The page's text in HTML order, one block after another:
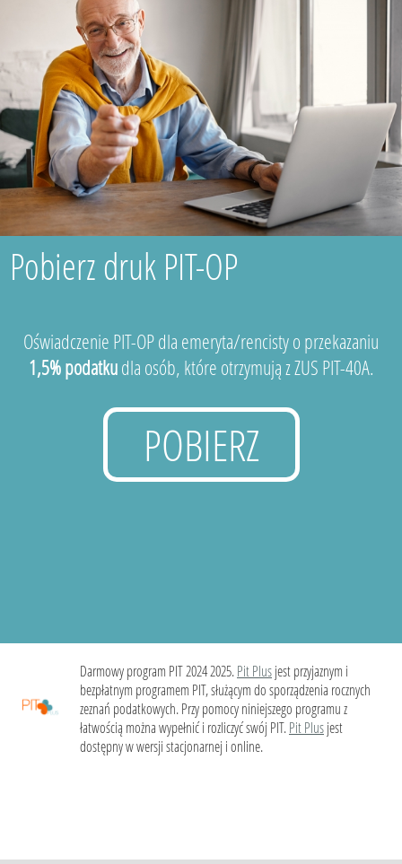
Pobierz druk PIT-OP
Oświadczenie PIT-OP dla emeryta/rencisty o przekazaniu
1,5% podatkudla osób, które otrzymują z ZUS PIT-40A.
POBIERZ
Darmowy program PIT 2024 2025.Pit Plusjest przyjaznym i
bezpłatnym programem PIT, służącym do sporządzenia rocznych
zeznań podatkowych. Przy pomocy niniejszego programu z
łatwością można wypełnić i rozliczyć swój PIT.Pit Plusjest
dostępny w wersji stacjonarnej i online.